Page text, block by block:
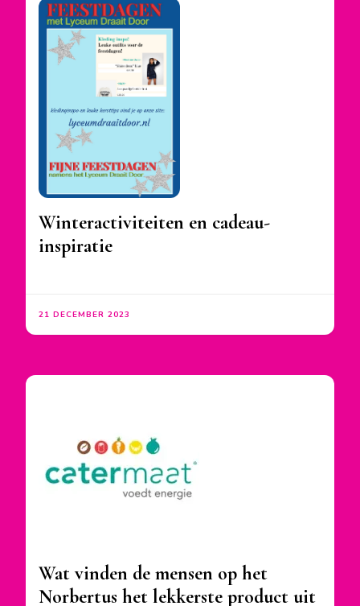
Winteractiviteiten en cadeau-
inspiratie
21 DECEMBER 2023
Wat vinden de mensen op het
Norbertus het lekkerste product uit